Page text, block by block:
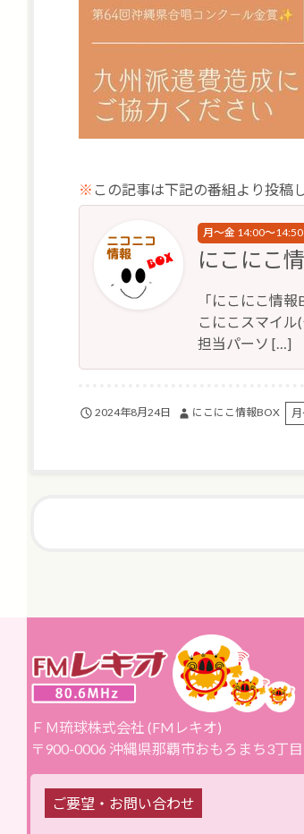
※ この記事は下記の番組より投稿
月～金 14:00～14:50
にこにこ
「にこにこ情
こにこスマイ
担当パーソ […]
2024年8月24日 にこにこ情報BOX
ＦＭ琉球株式会社 (FMレキオ)
〒900-0006 沖縄県那覇市おもろまち3丁
ご要望・お問い合わせ